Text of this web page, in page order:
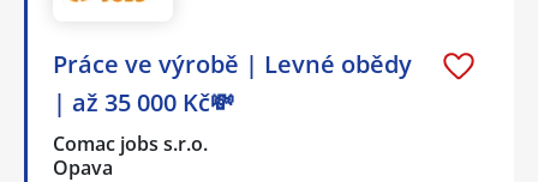
Práce ve výrobě | Levné obědy
| až 35 000 Kč💸
Comac jobs s.r.o.
Opava